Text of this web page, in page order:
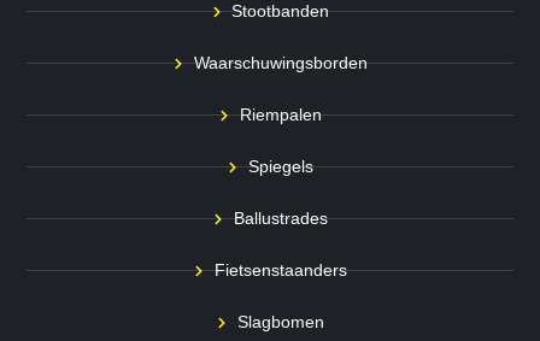
Stootbanden
Waarschuwingsborden
Riempalen
Spiegels
Ballustrades
Fietsenstaanders
Slagbomen